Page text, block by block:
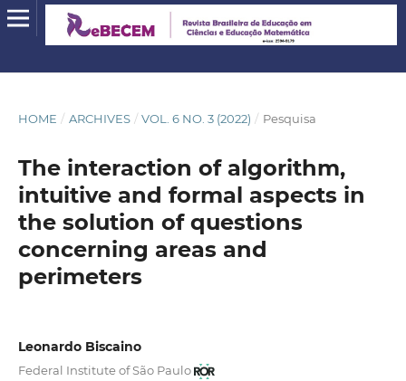
HOME / ARCHIVES / VOL. 6 NO. 3 (2022) / Pesquisa
The interaction of algorithm,
intuitive and formal aspects in
the solution of questions
concerning areas and
perimeters
Leonardo Biscaino
Federal Institute of São Paulo